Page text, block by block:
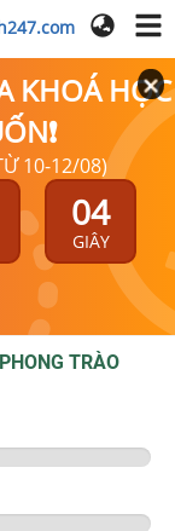
KHOÁ HỌC
10-12/08)
03
GIÂY
TRÀO